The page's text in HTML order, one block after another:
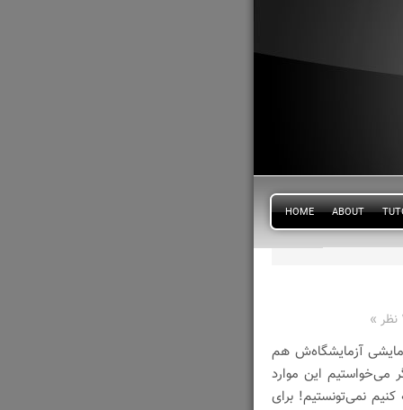
HOME ABOUT
آزمایشگاه‌ش هم
می‌خواستیم این موارد
نمی‌تونستیم! برای